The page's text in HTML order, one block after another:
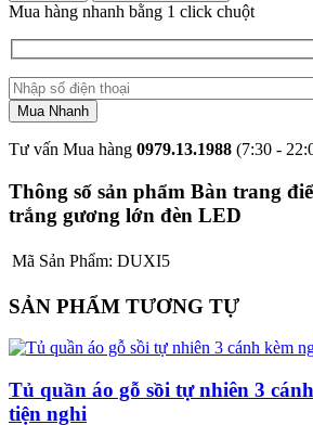
Mua hàng nhanh bằng 1 click chuột
Tư vấn Mua hàng 0979.13.1988 (7:30 -
Thông số sản phẩm Bàn trang
trắng gương lớn đèn LED
Mã Sản Phẩm: DUXI5
SẢN PHẨM TƯƠNG TỰ
Tủ quần áo gỗ sồi tự nhiên 3
tiện nghi